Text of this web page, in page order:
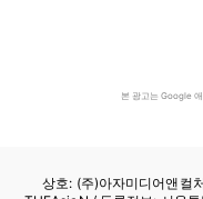
본 광고는 Google
상호: (주)아자미디어앤컬